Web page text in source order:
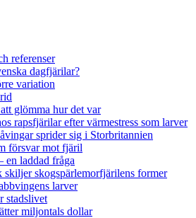
referenser
dagfjärilar?
variation
glömma hur det var
rapsfjärilar efter värmestress som larver
sprider sig i Storbritannien
försvar mot fjäril
en laddad fråga
skiljer skogspärlemorfjärilens former
larver
stadslivet
miljontals dollar